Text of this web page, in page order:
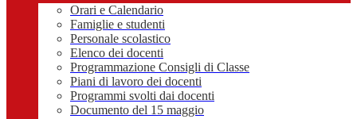
Orari e Calendario
Famiglie e studenti
Personale scolastico
Elenco dei docenti
Programmazione Consigli di Classe
Piani di lavoro dei docenti
Programmi svolti dai docenti
Documento del 15 maggio